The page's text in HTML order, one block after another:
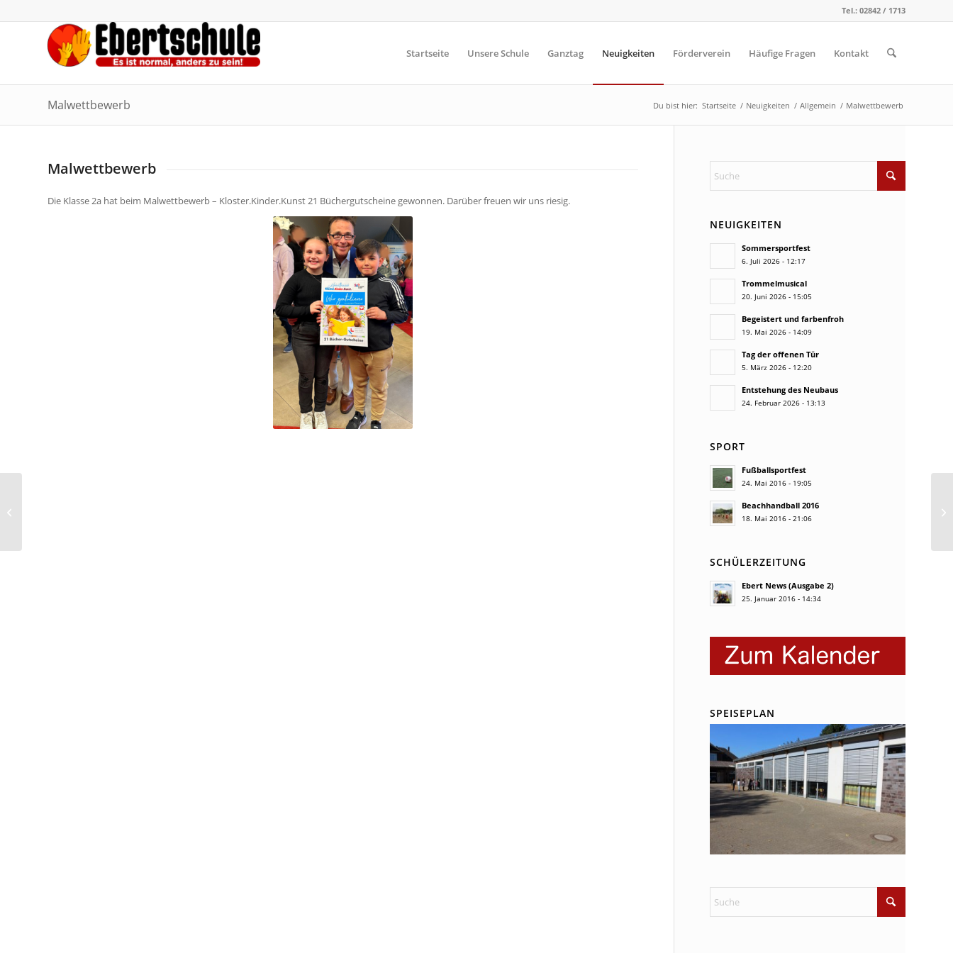
Tel.: 02842 / 1713
Startseite Unsere Schule Ganztag Neuigkeiten Förderverein Häufige Fragen Kontakt
Malwettbewerb Du bist hier: Startseite / Neuigkeiten / Allgemein / Malwettbewerb
Malwettbewerb
Die Klasse 2a hat beim Malwettbewerb – Kloster.Kinder.Kunst 21 Büchergutscheine gewonnen. Darüber freuen wir uns riesig.
NEUIGKEITEN
Sommersportfest
6. Juli 2026 - 12:17
Trommelmusical
20. Juni 2026 - 15:05
Begeistert und farbenfroh
19. Mai 2026 - 14:09
Tag der offenen Tür
5. März 2026 - 12:20
Entstehung des Neubaus
24. Februar 2026 - 13:13
SPORT
Fußballsportfest
24. Mai 2016 - 19:05
Beachhandball 2016
18. Mai 2016 - 21:06
SCHÜLERZEITUNG
Ebert News (Ausgabe 2)
25. Januar 2016 - 14:34
SPEISEPLAN